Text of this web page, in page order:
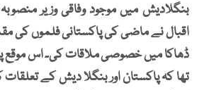
بنگلادیش میں موجود وفاقی وزیر
اقبال نے ماضی کی پاکستانی فلموں کی
ڈھاکا میں خصوصی ملاقات کی۔ اس موقع
تھا کہ پاکستان اور بنگلا دیش کے